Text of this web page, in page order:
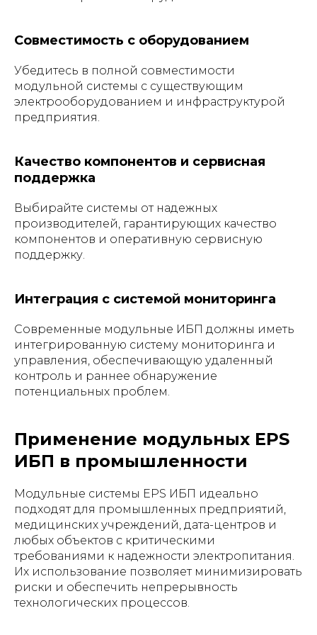
Совместимость с оборудованием
Убедитесь в полной совместимости
модульной системы с существующим
электрооборудованием и инфраструктурой
предприятия.
Качество компонентов и сервисная
поддержка
Выбирайте системы от надежных
производителей, гарантирующих качество
компонентов и оперативную сервисную
поддержку.
Интеграция с системой мониторинга
Современные модульные ИБП должны иметь
интегрированную систему мониторинга и
управления, обеспечивающую удаленный
контроль и раннее обнаружение
потенциальных проблем.
Применение модульных EPS
ИБП в промышленности
Модульные системы EPS ИБП идеально
подходят для промышленных предприятий,
медицинских учреждений, дата-центров и
любых объектов с критическими
требованиями к надежности электропитания.
Их использование позволяет минимизировать
риски и обеспечить непрерывность
технологических процессов.